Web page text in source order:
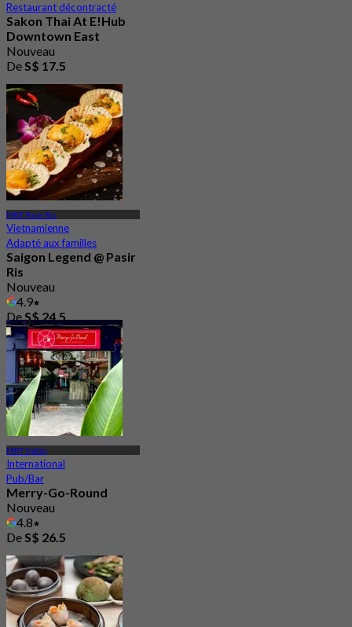
Restaurant décontracté
Sakon Thai At E!Hub
Downtown East
Nouveau
DeS$ 17.5
MRT Pasir Ris
Vietnamienne
Adapté aux familles
Saigon Legend @ Pasir
Ris
Nouveau
4.9
DeS$ 24.5
MRT Siglap
International
Pub/Bar
Merry-Go-Round
Nouveau
4.8
DeS$ 26.5